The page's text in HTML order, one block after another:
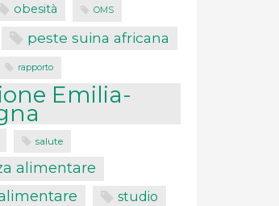
obesità OMS
peste suina africana
rapporto
Emilia-
salute
alimentare
studio